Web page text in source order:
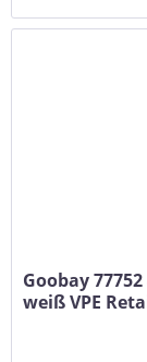
Goobay
weiß VPE